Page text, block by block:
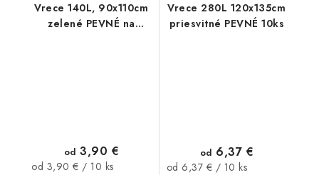
Vrece 140L, 90x110cm
zelené PEVNÉ na
od 3,90 €
Jednotková
od 3,90 € / 10 ks
Vrece 280L 120x135cm
priesvitné PEVNÉ 10ks
od 6,37 €
Jednotková
od 6,37 € / 10 ks